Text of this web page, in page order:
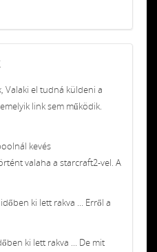
Valaki el tudná küldeni a
link sem működik.
kevés
valaha a starcraft2-vel. A
ki lett rakva ... Erről a
ki lett rakva ... De mit